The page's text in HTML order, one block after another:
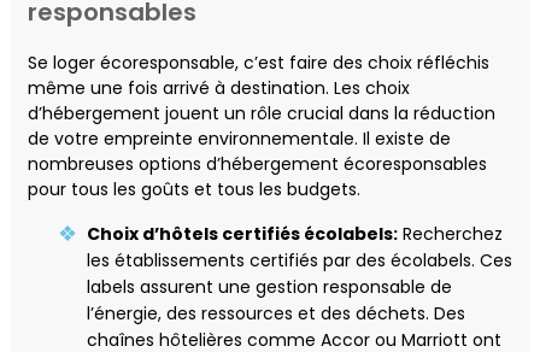
responsables
Se loger écoresponsable, c’est faire des choix réfléchis
même une fois arrivé à destination. Les choix
d’hébergement jouent un rôle crucial dans la réduction
de votre empreinte environnementale. Il existe de
nombreuses options d’hébergement écoresponsables
pour tous les goûts et tous les budgets.
Choix d’hôtels certifiés écolabels: Recherchez
les établissements certifiés par des écolabels. Ces
labels assurent une gestion responsable de
l’énergie, des ressources et des déchets. Des
chaînes hôtelières comme Accor ou Marriott ont